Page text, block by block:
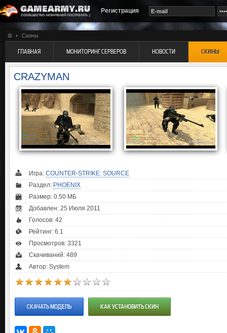
Регистрация
Скины
ГЛАВНАЯ МОНИТОРИНГ СЕРВЕРОВ НОВОСТИ СКИНЫ
CRAZYMAN
Игра: COUNTER-STRIKE: SOURCE
Раздел: PHOENIX
Размер: 0.50 МБ
Добавлен: 25 Июля 2011
Голосов: 42
Рейтинг: 6.1
Просмотров: 3321
Скачиваний: 489
Автор: System
СКАЧАТЬ МОДЕЛЬ КАК УСТАНОВИТЬ СКИН